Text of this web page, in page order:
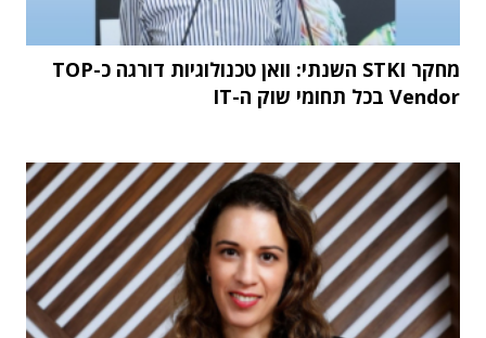
מחקר STKI השנתי: וואן טכנולוגיות דורגה כ-TOP
Vendor בכל תחומי שוק ה-IT